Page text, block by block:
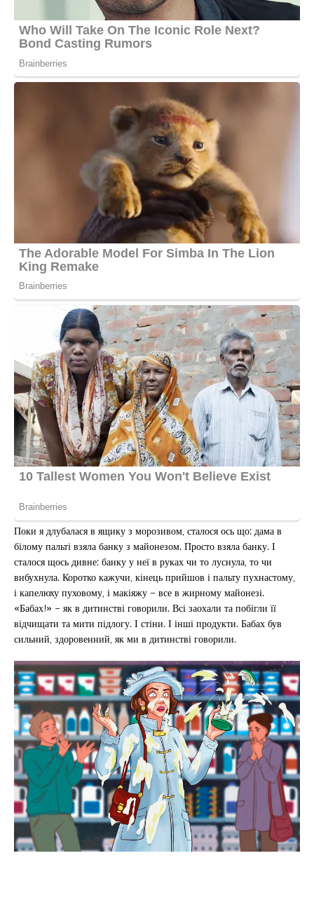
Поки я длубалася в ящику з морозивом, сталося ось що: дама в
білому пальті взяла банку з майонезом. Просто взяла банку. І
сталося щось дивне: банку у неї в руках чи то луснула, то чи
вибухнула. Коротко кажучи, кінець прийшов і пальту пухнастому,
і капелюху пуховому, і макіяжу – все в жирному майонезі.
«Бабах!» – як в дитинстві говорили. Всі заохали та побігли її
відчищати та мити підлогу. І стіни. І інші продукти. Бабах був
сильний, здоровенний, як ми в дитинстві говорили.